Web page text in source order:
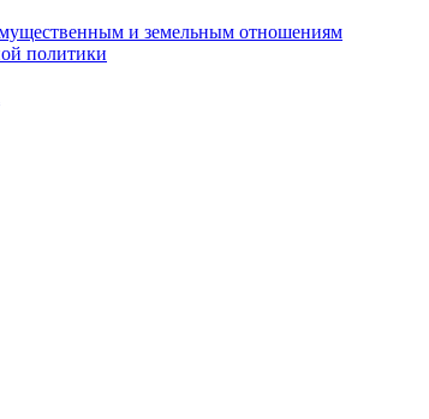
и земельным отношениям
политики